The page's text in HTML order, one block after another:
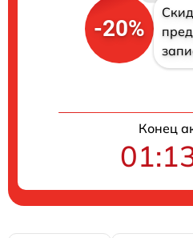
-20%
Конец